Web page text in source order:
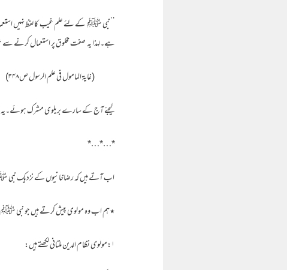
’’نبی ﷺ کے لئے علم غیب کا لفظ نہیں
ہے۔لہذا یہ صفت مخلوق پر استعمال
(غایۃ المامول فی علم الرسول ص۳۴۸)
لیجئے آج کے سارے بریلوی مشرک ہوئے۔یہ
*…*…*
اب آتے ہیں کہ رضاخانیوں کے نزدیک نبی ﷺ کو
٭ہم اب وہ مولوی پیش کرتے ہیں جو نبی ﷺ
۱:مولوی نظام الدین ملتانی لکھتے ہیں: